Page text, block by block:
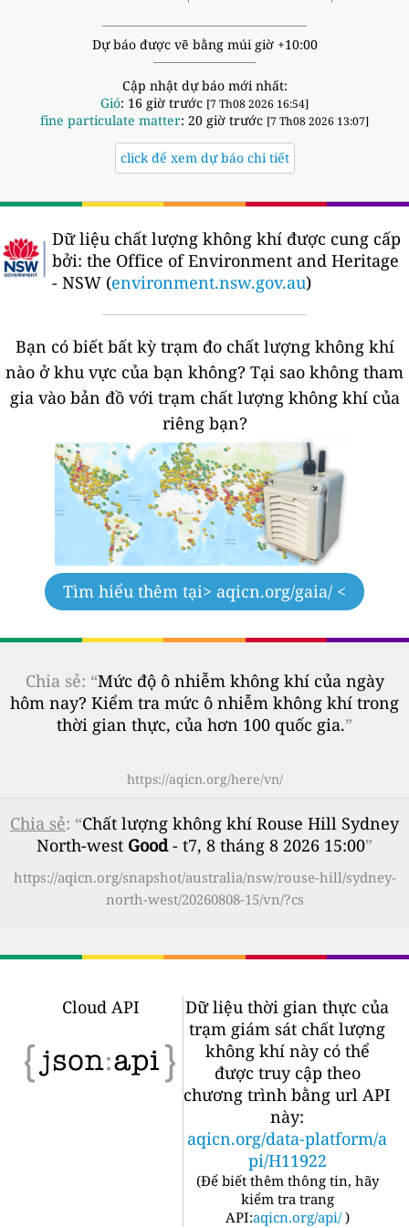
Dự báo được vẽ bằng múi giờ +10:00
Cập nhật dự báo mới nhất:
Gió: 16 giờ trước [7 Th08 2026 16:54]
fine particulate matter: 20 giờ trước [7 Th08 2026 13:07]
click để xem dự báo chi tiết
Dữ liệu chất lượng không khí được cung cấp
bởi: the Office of Environment and Heritage
- NSW (environment.nsw.gov.au)
Bạn có biết bất kỳ trạm đo chất lượng không khí
nào ở khu vực của bạn không? Tại sao không tham
gia vào bản đồ với trạm chất lượng không khí của
riêng bạn?
Tìm hiểu thêm tại> aqicn.org/gaia/ <
Chia sẻ: “Mức độ ô nhiễm không khí của ngày
hôm nay? Kiểm tra mức ô nhiễm không khí trong
thời gian thực, của hơn 100 quốc gia.”
https://aqicn.org/here/vn/
Chia sẻ: “Chất lượng không khí Rouse Hill Sydney
North-west Good- t7, 8 tháng 8 2026 15:00”
https://aqicn.org/snapshot/australia/nsw/rouse-hill/sydney-
north-west/20260808-15/vn/?cs
Cloud API
Dữ liệu thời gian thực của
trạm giám sát chất lượng
không khí này có thể
được truy cập theo
chương trình bằng url API
này:
aqicn.org/data-platform/a
pi/H11922
(Để biết thêm thông tin, hãy
kiểm tra trang
API:aqicn.org/api/ )